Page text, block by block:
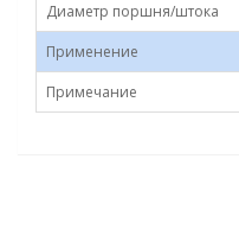
Диаметр поршня/штока
Применение
Примечание